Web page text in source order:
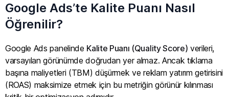
Google Ads’te Kalite Puanı Nasıl
Öğrenilir?
Google Ads panelinde Kalite Puanı (Quality Score) verileri,
varsayılan görünümde doğrudan yer almaz. Ancak tıklama
başına maliyetleri (TBM) düşürmek ve reklam yatırım getirisini
(ROAS) maksimize etmek için bu metriğin görünür kılınması